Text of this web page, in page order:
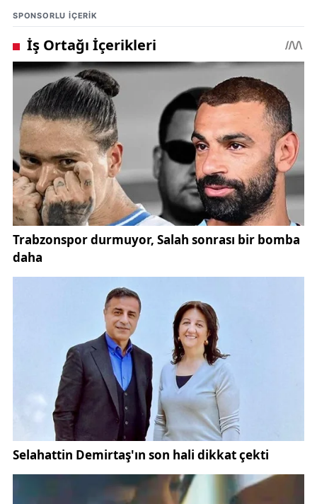
herhangi bir kararın bulunmadığını vurguladı.
Türkiye Futbol Federasyonu’nun yürürlükte bulunan
Futbol Disiplin Talimatı’nın 57. maddesi çerçevesinde
başlattığı inceleme doğrultusunda, aralarında farklı
kulüplerden teknik sorumluların da yer aldığı toplam
108 isim hakkında tedbirli sevk kararı alındı. Bu karar
kapsamında Özbelsan Sivasspor Teknik Direktörü
Mehmet Altıparmak’ın da PFDK’ya sevk edildiği
kamuoyuna yansıdı.
TFF tarafından yürütülen inceleme süreci, disiplin
talimatları doğrultusunda gerçekleştirilen rutin bir
idari uygulama olarak değerlendiriliyor. Sivasspor
peşinen bir suçlama ya da yaptırım anlamına
gelmediğinin altını çizdi. Aksine, sürecin ilgili kurullar
tarafından yapılacak değerlendirmeler neticesinde
şekilleneceği belirtildi.
Kulüp açıklamasında, 7 Ocak 2026 tarihi itibarıyla
alınan tedbirli sevk kararının, nihai bir hüküm teşkil
etmediği özellikle vurgulandı. Bu çerçevede
Mehmet Altıparmak hakkında yürütülen işlemlerin,
yalnızca inceleme sürecinin bir parçası olduğu ifade
SPONSORLU IÇERIK